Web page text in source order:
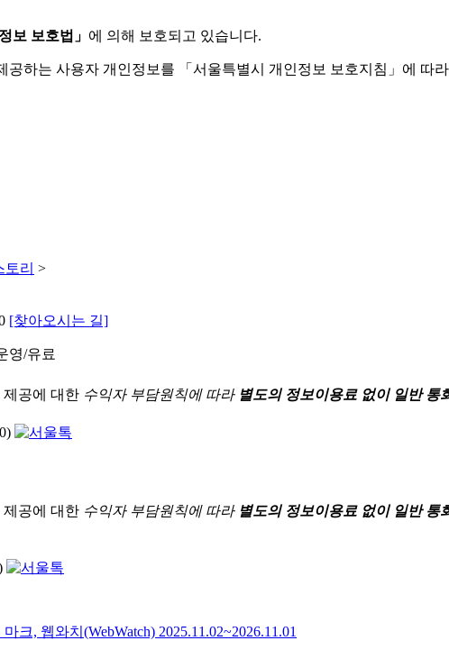
보 보호법」 에 의해 보호되고 있습니다.
하는 사용자 개인정보를 「서울특별시 개인정보 보호지침」에 따
리 >
[찾아오시는 길]
영/유료
제공에 대한 수익자 부담원칙에 따라 별도의 정보이용료 없이 일반 통
제공에 대한 수익자 부담원칙에 따라 별도의 정보이용료 없이 일반 통